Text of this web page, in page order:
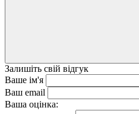
Залишіть свій відгук
Ваше ім'я
Ваш email
Ваша оцінка: